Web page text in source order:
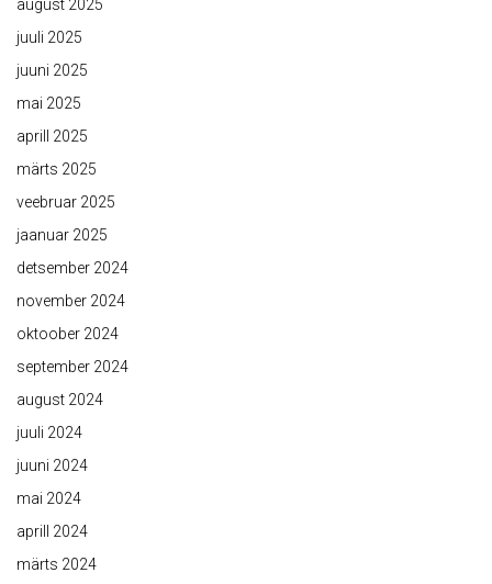
august 2025
juuli 2025
juuni 2025
mai 2025
aprill 2025
märts 2025
veebruar 2025
jaanuar 2025
detsember 2024
november 2024
oktoober 2024
september 2024
august 2024
juuli 2024
juuni 2024
mai 2024
aprill 2024
märts 2024